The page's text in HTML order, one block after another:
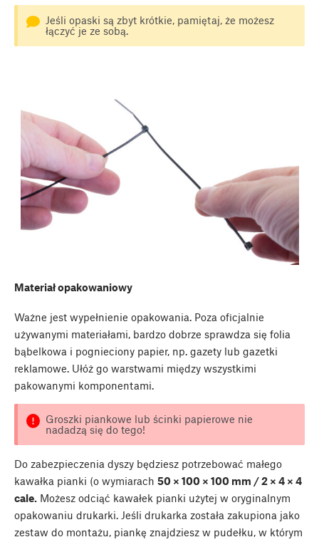
Jeśli opaski są zbyt krótkie, pamiętaj, że możesz
łączyć je ze sobą.
Materiał opakowaniowy
Ważne jest wypełnienie opakowania. Poza oficjalnie
używanymi materiałami, bardzo dobrze sprawdza się folia
bąbelkowa i pognieciony papier, np. gazety lub gazetki
reklamowe. Ułóż go warstwami między wszystkimi
pakowanymi komponentami.
Groszki piankowe lub ścinki papierowe nie
nadadzą się do tego!
Do zabezpieczenia dyszy będziesz potrzebować małego
kawałka pianki (o wymiarach 50 × 100 × 100 mm / 2 × 4 × 4
cale. Możesz odciąć kawałek pianki użytej w oryginalnym
opakowaniu drukarki. Jeśli drukarka została zakupiona jako
zestaw do montażu, piankę znajdziesz w pudełku, w którym